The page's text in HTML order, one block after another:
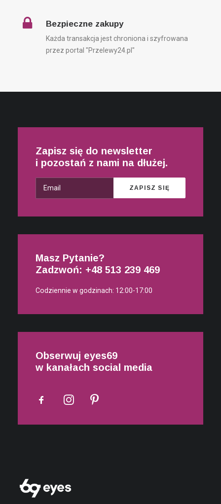
Bezpieczne zakupy
Każda transakcja jest chroniona i szyfrowana
przez portal "Przelewy24.pl"
Zapisz się do newsletter
i pozostań z nami na dłużej.
Masz Pytanie?
Zadzwoń: +48 513 239 469
Codziennie w godzinach: 12:00-17:00
Obserwuj eyes69
w kanałach social media